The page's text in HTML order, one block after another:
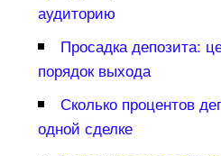
аудиторию
Просадка депозита:
порядок выхода
Сколько процентов
одной сделке